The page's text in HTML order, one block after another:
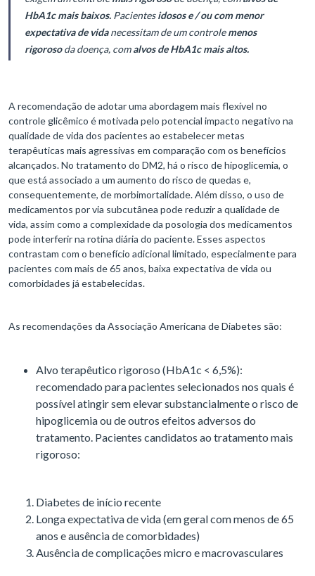
HbA1c mais baixos. Pacientesidosos e / ou com menor
expectativa de vidanecessitam de um controlemenos
rigorosoda doença, comalvos de HbA1c mais altos.
A recomendação de adotar uma abordagem mais flexível no
controle glicêmico é motivada pelo potencial impacto negativo na
qualidade de vida dos pacientes ao estabelecer metas
terapêuticas mais agressivas em comparação com os benefícios
alcançados. No tratamento do DM2, há o risco de hipoglicemia, o
que está associado a um aumento do risco de quedas e,
consequentemente, de morbimortalidade. Além disso, o uso de
medicamentos por via subcutânea pode reduzir a qualidade de
vida, assim como a complexidade da posologia dos medicamentos
pode interferir na rotina diária do paciente. Esses aspectos
contrastam com o benefício adicional limitado, especialmente para
pacientes com mais de 65 anos, baixa expectativa de vida ou
comorbidades já estabelecidas.
As recomendações da Associação Americana de Diabetes são:
Alvo terapêutico rigoroso (HbA1c < 6,5%):
recomendado para pacientes selecionados nos quais é
possível atingir sem elevar substancialmente o risco de
hipoglicemia ou de outros efeitos adversos do
tratamento. Pacientes candidatos ao tratamento mais
rigoroso:
Diabetes de início recente
Longa expectativa de vida (em geral com menos de 65
anos e ausência de comorbidades)
Ausência de complicações micro e macrovasculares